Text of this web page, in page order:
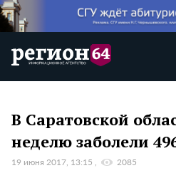
В Саратовской
неделю заболели
19 июня 2017, 13:15 2085